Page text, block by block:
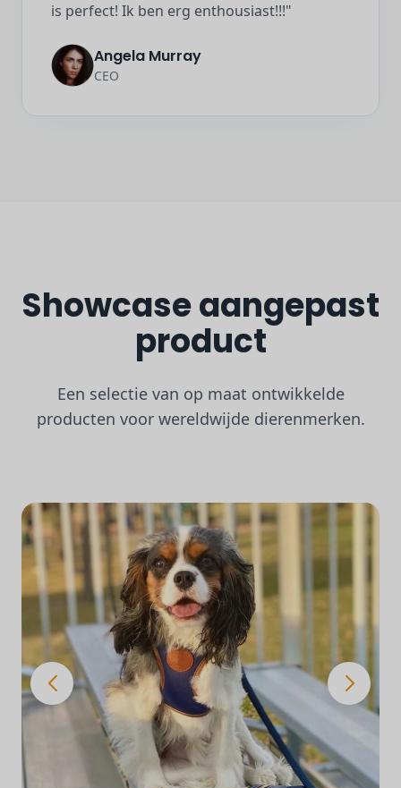
is perfect! Ik ben erg enthousiast!!!"
Angela Murray
CEO
Showcase aangepast
product
Een selectie van op maat ontwikkelde
producten voor wereldwijde dierenmerken.